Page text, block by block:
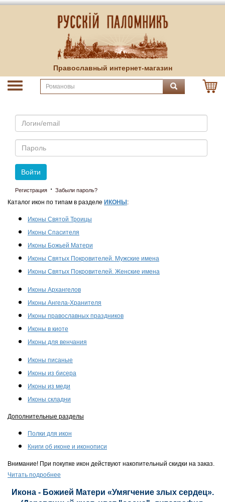
Православный интернет-магазин
Email
Пароль
Войти
Регистрация · Забыли пароль?
Каталог икон по типам в разделе ИКОНЫ :
Иконы Святой Троицы
Иконы Спасителя
Иконы Божьей Матери
Иконы Святых Покровителей. Мужские имена
Иконы Святых Покровителей. Женские имена
Иконы Архангелов
Иконы Ангела-Хранителя
Иконы православных праздников
Иконы в киоте
Иконы для венчания
Иконы писаные
Иконы из бисера
Иконы из меди
Иконы складни
Дополнительные разделы
Полки для икон
Книги об иконе и иконописи
Внимание! При покупке икон действуют накопительный скидки на заказ.
Читать подробнее
Икона - Божией Матери «Умягчение злых сердец».